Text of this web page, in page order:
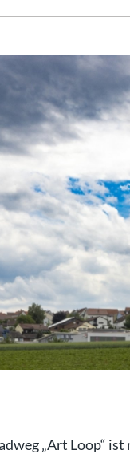
„Art Loop“ ist